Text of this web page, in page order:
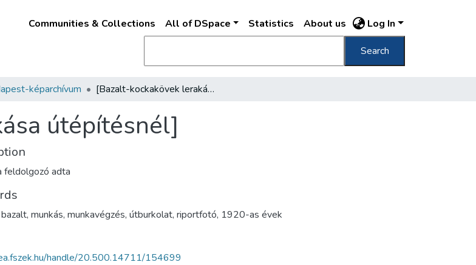
Communities & Collections All of DSpace Statistics About us Log In
Search
képarchívum [Bazalt-kockakövek lerakása útépítésnél]
útépítésnél]
feldolgozó adta
bazalt, munkás, munkavégzés, útburkolat, riportfotó, 1920-as évek
handle/20.500.14711/154699